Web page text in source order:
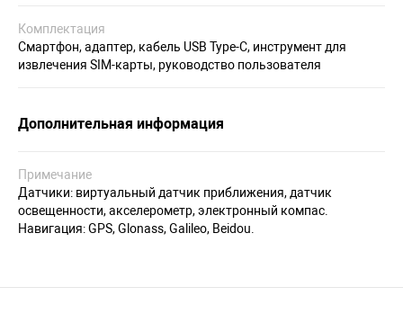
Комплектация
Смартфон, адаптер, кабель USB Type-C, инструмент для
извлечения SIM-карты, руководство пользователя
Дополнительная информация
Примечание
Датчики: виртуальный датчик приближения, датчик
освещенности, акселерометр, электронный компас.
Навигация: GPS, Glonass, Galileo, Beidou.